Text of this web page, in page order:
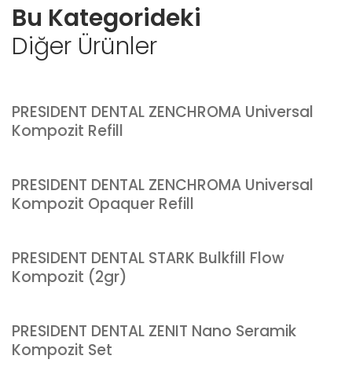
Bu Kategorideki
Diğer Ürünler
PRESIDENT DENTAL ZENCHROMA Universal
Kompozit Refill
PRESIDENT DENTAL ZENCHROMA Universal
Kompozit Opaquer Refill
PRESIDENT DENTAL STARK Bulkfill Flow
Kompozit (2gr)
PRESIDENT DENTAL ZENIT Nano Seramik
Kompozit Set